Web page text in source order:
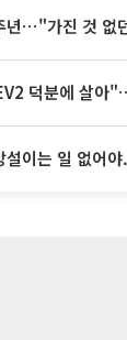
년⋯"가진 것 없
덕분에 살아
이는 일 없어